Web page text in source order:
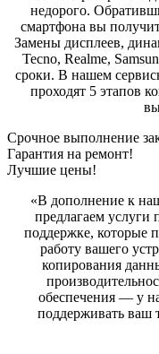
недорого.
смартфона вы
Замены дисплеев,
Tecno, Realme,
сроки. В нашем
проходят 5 этапов
Срочное выполнение
Гарантия на ремонт!
Лучшие цены!
«В дополнение к
предлагаем
поддержке, которые
работу вашего
копирования
обеспечения — у
поддерживать ваш